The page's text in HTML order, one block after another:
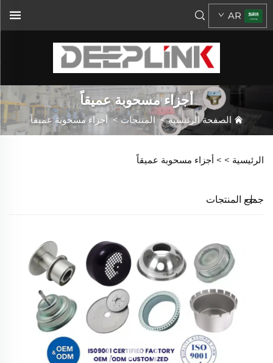
AR
أجزاء مسحوبة عميقاً
الصفحة الرئيسية>المنتجات>أجزاء مسحوبة عميقاً
الرئيسية > > أجزاء مسحوبة عميقاً
جميع المنتجات